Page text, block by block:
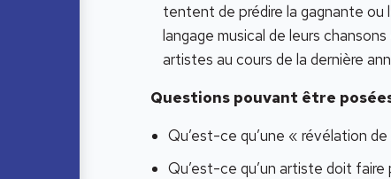
tentent de prédire la gagnante ou
langage musical de leurs
artistes au cours de la dernière
Questions pouvant être
Qu’est-ce qu’une « révélation de
Qu’est-ce qu’un artiste doit faire